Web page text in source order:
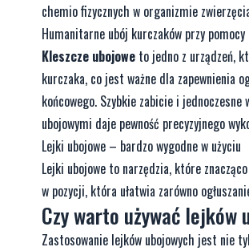
chemio fizycznych w organizmie
Humanitarne ubój kurczaków przy
Kleszcze ubojowe to jedno z urządzeń,
kurczaka, co jest ważne dla zapewnienia
końcowego. Szybkie zabicie i
ubojowymi daje pewność precyzyjnego
Lejki ubojowe – bardzo wygodne w użyciu
Lejki ubojowe to narzędzia, które
w pozycji, która ułatwia zarówno
Czy warto używać lejków
Zastosowanie lejków ubojowych jest nie